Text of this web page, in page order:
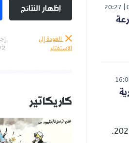
20:27 إظهار النتائج
العودة إلى
الاستفتاء
كاريكاتير